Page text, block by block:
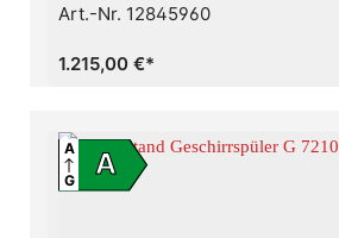
schonen die UmweltBeste
Die 3D-MultiFlex-Schublade mit
WarmwasseranschlussesFlexible
abgestimmt auf Ihren Alltag -
Art.-Nr. 12845960
1.215,00 €*
A
A
G